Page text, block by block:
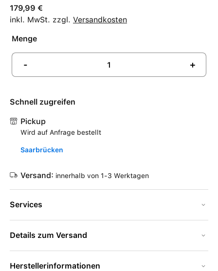
179,99 €
inkl. MwSt. zzgl. Versandkosten
Menge
- +
Schnell zugreifen
Pickup
Wird auf Anfrage bestellt
Saarbrücken
Versand: innerhalb von 1-3 Werktagen
Services
Details zum Versand
Herstellerinformationen